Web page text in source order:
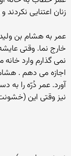
زنان اعتنايى نكردند
عمر به هشام بن
خارج نما. وقتى
نمى گذارم وارد
اجازه مى دهم . هشام
آورد. عمر دُرّه را
نيز وقتى اين (خشونت